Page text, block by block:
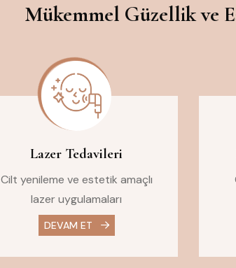
Mükemmel Güzellik ve
Lazer Tedavileri
Cilt yenileme ve estetik amaçlı
lazer uygulamaları
DEVAM ET